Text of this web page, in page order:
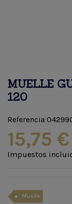
MUELLE
120
Referencia
15,75 €
Impuestos
Muelle